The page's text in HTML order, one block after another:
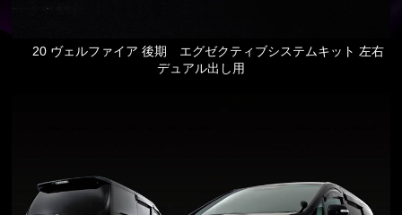
20 ヴェルファイア 後期 エグゼクティブシステムキット 左右
デュアル出し用